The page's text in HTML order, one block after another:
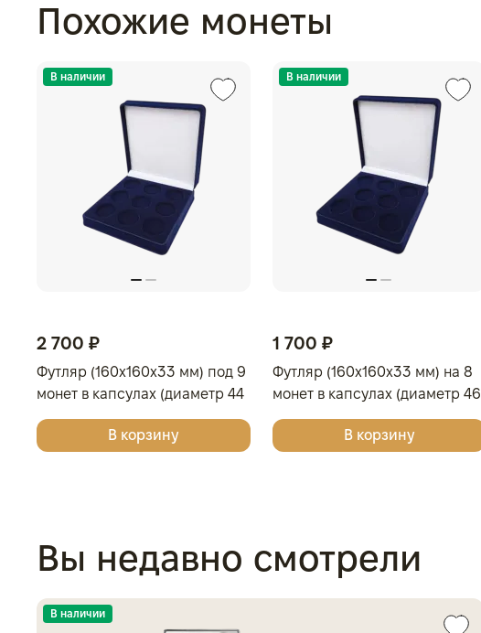
Похожие монеты
В наличии
2 700 ₽
Футляр (160x160x33 мм) под 9
монет в капсулах (диаметр 44
мм), светло-бордовый
В корзину
В наличии
1 700 ₽
Футляр (160x160x33 мм) на 8
монет в капсулах (диаметр 46
мм), светло-бордовый
В корзину
Вы недавно смотрели
В наличии